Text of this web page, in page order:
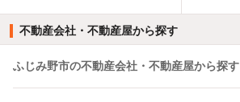
不動産会社・不動産屋から探す
ふじみ野市の不動産会社・不動産屋から探す